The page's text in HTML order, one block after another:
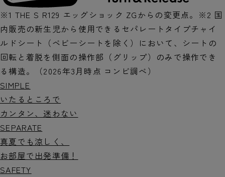
※1 THE S R129 エッグショック ZGからの変更点。※2 国
内販売の新生児から使用できるセパレートタイプチャイ
ルドシート（ベビーシートを除く）において、シートの
回転と着脱を側面の操作部（グリップ）のみで操作でき
る構造。（2026年3月時点 コンビ調べ）
SIMPLE
いたるところで
カンタン、迷わない
SEPARATE
真夏でも涼しく、
お部屋で出発準備！
SAFETY